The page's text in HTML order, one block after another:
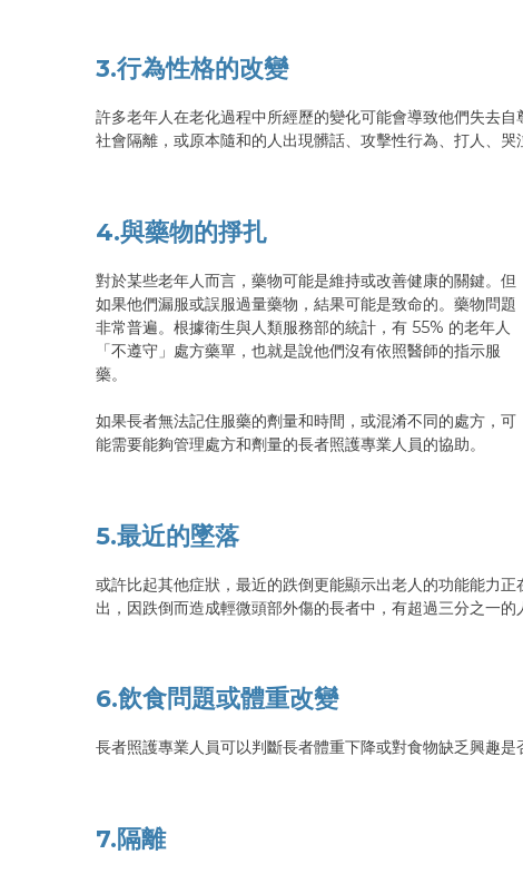
3.行為性格的改變
許多老年人在老化過程中所經歷的變化可能會導致他們失去
社會隔離，或原本隨和的人出現髒話、攻擊性行為、打人、
4.與藥物的掙扎
對於某些老年人而言，藥物可能是維持或改善健康的關鍵。但
如果他們漏服或誤服過量藥物，結果可能是致命的。藥物問題
非常普遍。根據衛生與人類服務部的統計，有 55% 的老年人
「不遵守」處方藥單，也就是說他們沒有依照醫師的指示服
藥。
如果長者無法記住服藥的劑量和時間，或混淆不同的處方，可
能需要能夠管理處方和劑量的長者照護專業人員的協助。
5.最近的墜落
或許比起其他症狀，最近的跌倒更能顯示出老人的功能能
出，因跌倒而造成輕微頭部外傷的長者中，有超過三分之一
6.飲食問題或體重改變
長者照護專業人員可以判斷長者體重下降或對食物缺乏興趣
7.隔離